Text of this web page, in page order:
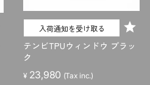
入荷通知を受け取る
テンビTPUウィンドウ ブラッ
ク
¥ 23,980 (Tax inc.)